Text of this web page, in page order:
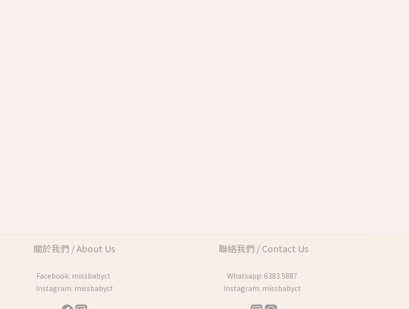
關於我們 / About Us
Facebook: missbabyct
Instagram: missbabyct
聯絡我們 / Contact Us
Whatsapp: 6383 5887
Instagram: missbabyct